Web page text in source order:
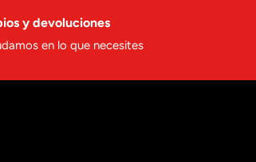
y devoluciones
en lo que necesites